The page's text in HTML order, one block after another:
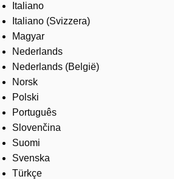
Italiano
Italiano (Svizzera)
Magyar
Nederlands
Nederlands (België)
Norsk
Polski
Português
Slovenčina
Suomi
Svenska
Türkçe